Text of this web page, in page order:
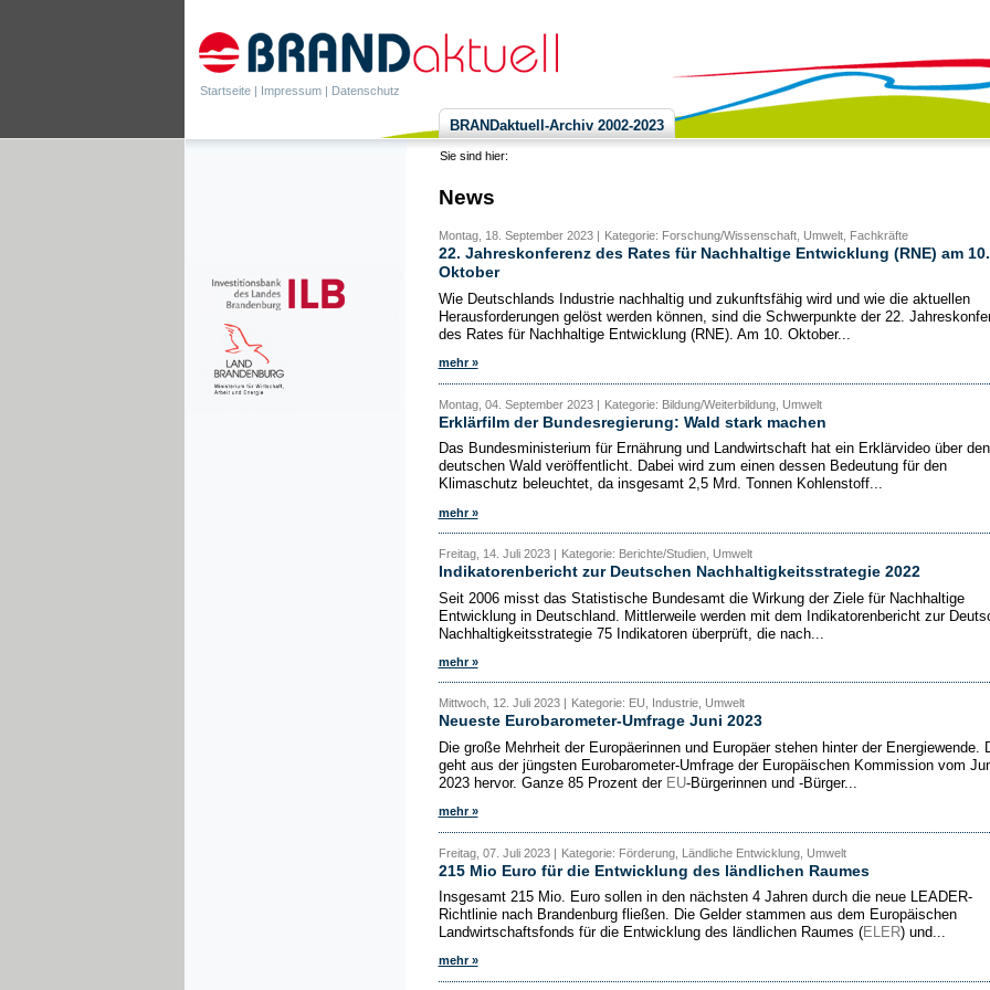
Startseite | Impressum | Datenschutz
BRANDaktuell-Archiv 2002-2023
Sie sind hier:
News
Montag, 18. September 2023 | Kategorie: Forschung/Wissenschaft, Umwelt, Fachkräfte
22. Jahreskonferenz des Rates für Nachhaltige Entwicklung (RNE) am 10.
Oktober
Wie Deutschlands Industrie nachhaltig und zukunftsfähig wird und wie die aktuellen
Herausforderungen gelöst werden können, sind die Schwerpunkte der 22.
des Rates für Nachhaltige Entwicklung (RNE). Am 10. Oktober...
mehr »
Montag, 04. September 2023 | Kategorie: Bildung/Weiterbildung, Umwelt
Erklärfilm der Bundesregierung: Wald stark machen
Das Bundesministerium für Ernährung und Landwirtschaft hat ein Erklärvideo über den
deutschen Wald veröffentlicht. Dabei wird zum einen dessen Bedeutung für den
Klimaschutz beleuchtet, da insgesamt 2,5 Mrd. Tonnen Kohlenstoff...
mehr »
Freitag, 14. Juli 2023 | Kategorie: Berichte/Studien, Umwelt
Indikatorenbericht zur Deutschen Nachhaltigkeitsstrategie 2022
Seit 2006 misst das Statistische Bundesamt die Wirkung der Ziele für Nachhaltige
Entwicklung in Deutschland. Mittlerweile werden mit dem Indikatorenbericht zur
Nachhaltigkeitsstrategie 75 Indikatoren überprüft, die nach...
mehr »
Mittwoch, 12. Juli 2023 | Kategorie: EU, Industrie, Umwelt
Neueste Eurobarometer-Umfrage Juni 2023
Die große Mehrheit der Europäerinnen und Europäer stehen hinter der Energiewende.
geht aus der jüngsten Eurobarometer-Umfrage der Europäischen Kommission vom
2023 hervor. Ganze 85 Prozent der EU-Bürgerinnen und -Bürger...
mehr »
Freitag, 07. Juli 2023 | Kategorie: Förderung, Ländliche Entwicklung, Umwelt
215 Mio Euro für die Entwicklung des ländlichen Raumes
Insgesamt 215 Mio. Euro sollen in den nächsten 4 Jahren durch die neue LEADER-
Richtlinie nach Brandenburg fließen. Die Gelder stammen aus dem Europäischen
Landwirtschaftsfonds für die Entwicklung des ländlichen Raumes (ELER) und...
mehr »